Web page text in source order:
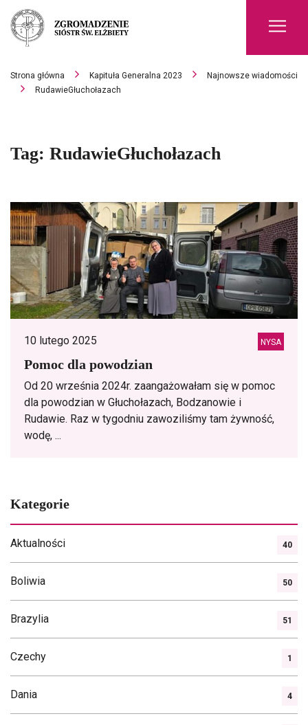
Strona główna Kapituła Generalna 2023
Najnowsze wiadomości
RudawieGłuchołazach
Tag: RudawieGłuchołazach
10 lutego 2025 NYSA
Pomoc dla powodzian
Od 20 września 2024r. zaangażowałam się w pomoc
dla powodzian w Głuchołazach, Bodzanowie i
Rudawie. Raz w tygodniu zawoziliśmy tam żywność,
wodę, ...
Kategorie
Aktualności 40
Boliwia 50
Brazylia 51
Czechy 1
Dania 4